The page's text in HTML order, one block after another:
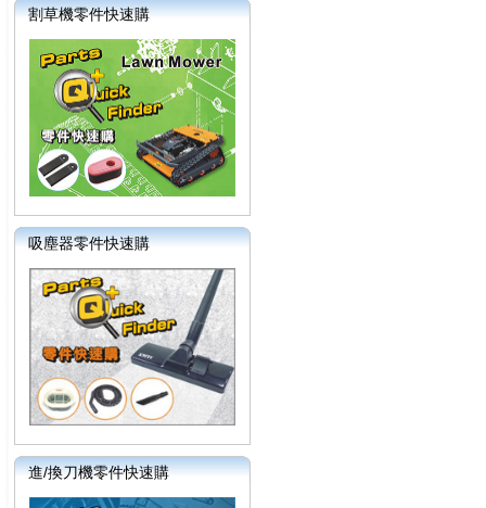
割草機零件快速購
吸塵器零件快速購
進/換刀機零件快速購